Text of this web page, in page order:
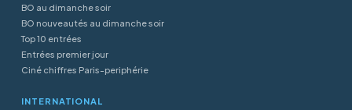
BO au dimanche soir
BO nouveautés au dimanche soir
Top 10 entrées
Entrées premier jour
Ciné chiffres Paris-periphérie
INTERNATIONAL